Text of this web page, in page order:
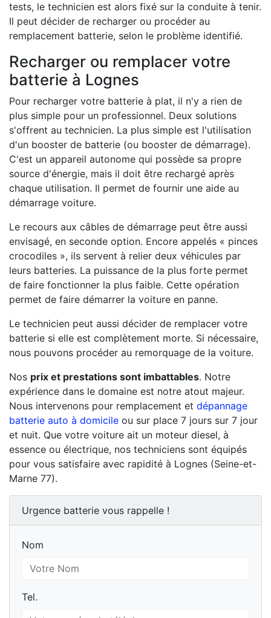
tests, le technicien est alors fixé sur la conduite à tenir.
Il peut décider de recharger ou procéder au
remplacement batterie, selon le problème identifié.
Recharger ou remplacer votre
batterie à Lognes
Pour recharger votre batterie à plat, il n'y a rien de
plus simple pour un professionnel. Deux solutions
s'offrent au technicien. La plus simple est l'utilisation
d'un booster de batterie (ou booster de démarrage).
C'est un appareil autonome qui possède sa propre
source d'énergie, mais il doit être rechargé après
chaque utilisation. Il permet de fournir une aide au
démarrage voiture.
Le recours aux câbles de démarrage peut être aussi
envisagé, en seconde option. Encore appelés « pinces
crocodiles », ils servent à relier deux véhicules par
leurs batteries. La puissance de la plus forte permet
de faire fonctionner la plus faible. Cette opération
permet de faire démarrer la voiture en panne.
Le technicien peut aussi décider de remplacer votre
batterie si elle est complètement morte. Si nécessaire,
nous pouvons procéder au remorquage de la voiture.
Nos prix et prestations sont imbattables. Notre
expérience dans le domaine est notre atout majeur.
Nous intervenons pour remplacement et dépannage
batterie auto à domicile ou sur place 7 jours sur 7 jour
et nuit. Que votre voiture ait un moteur diesel, à
essence ou électrique, nos techniciens sont équipés
pour vous satisfaire avec rapidité à Lognes (Seine-et-
Marne 77).
Urgence batterie vous rappelle !
Nom
Nom
Tel.
Tel.